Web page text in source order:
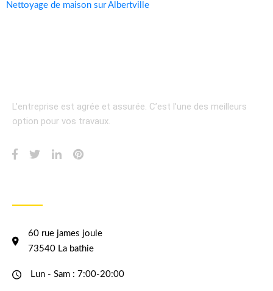
Nettoyage de maison sur Albertville
L’entreprise est agrée et assurée. C’est l’une des meilleurs
option pour vos travaux.
60 rue james joule
73540 La bathie
Lun - Sam : 7:00-20:00